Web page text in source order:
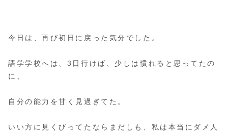
今日は、再び初日に戻った気分でした。
語学学校へは、3日行けば、少しは慣れると思ってたの
に、
自分の能力を甘く見過ぎてた。
いい方に見くびってたならまだしも、私は本当にダメ人